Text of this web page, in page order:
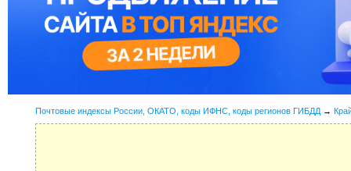
Почтовые индексы России, ОКАТО, коды ИФНС, коды регионов ГИБДД →